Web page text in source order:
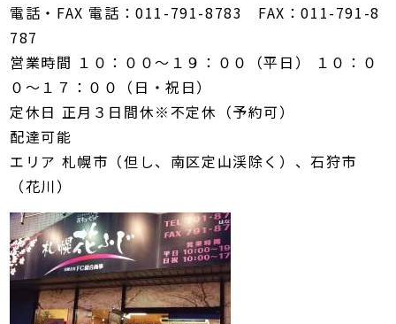
電話・FAX 電話：011-791-8783 FAX：011-791-8
787
営業時間 １０：００〜１９：００（平日） １０：０
０〜１７：００（日・祝日）
定休日 正月３日間休※不定休（予約可）
配達可能
エリア 札幌市（但し、南区定山渓除く）、石狩市
（花川）